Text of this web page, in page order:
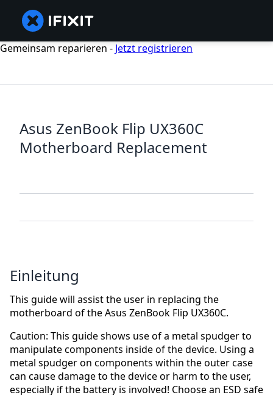
Gemeinsam reparieren - Jetzt registrieren
Asus ZenBook Flip UX360C
Motherboard Replacement
Einleitung
This guide will assist the user in replacing the
motherboard of the Asus ZenBook Flip UX360C.
Caution: This guide shows use of a metal spudger to
manipulate components inside of the device. Using a
metal spudger on components within the outer case
can cause damage to the device or harm to the user,
especially if the battery is involved! Choose an ESD safe